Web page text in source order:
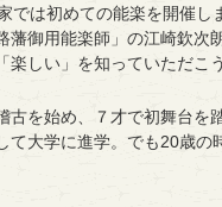
は初めての能楽を開催し
藩御用能楽師」の江崎欽次
しい」を知っていただこ
古を始め、７才で初舞台を
て大学に進学。でも20歳